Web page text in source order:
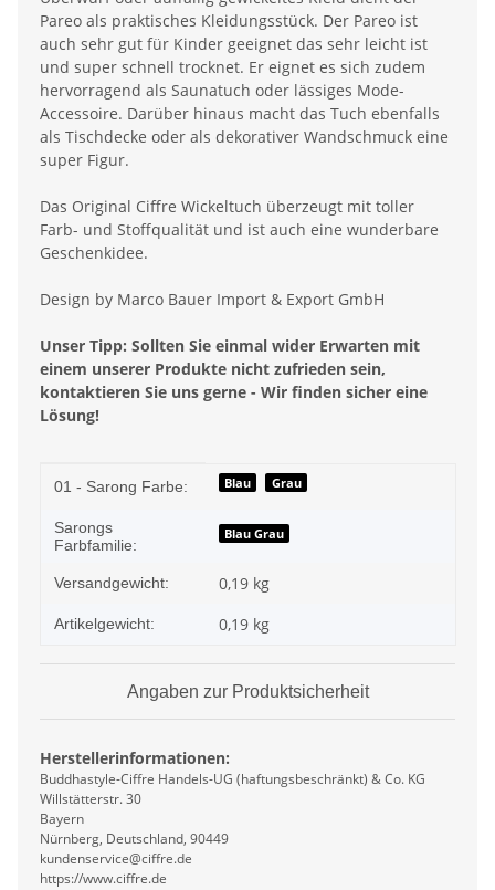
Pareo als praktisches Kleidungsstück. Der Pareo ist
auch sehr gut für Kinder geeignet das sehr leicht ist
und super schnell trocknet. Er eignet es sich zudem
hervorragend als Saunatuch oder lässiges Mode-
Accessoire. Darüber hinaus macht das Tuch ebenfalls
als Tischdecke oder als dekorativer Wandschmuck eine
super Figur.
Das Original Ciffre Wickeltuch überzeugt mit toller
Farb- und Stoffqualität und ist auch eine wunderbare
Geschenkidee.
Design by Marco Bauer Import & Export GmbH
Unser Tipp: Sollten Sie einmal wider Erwarten mit
einem unserer Produkte nicht zufrieden sein,
kontaktieren Sie uns gerne - Wir finden sicher eine
Lösung!
Produkteigenschaft
Wert
01 - Sarong Farbe: Blau Grau
Sarongs
Farbfamilie:
Blau Grau
Versandgewicht: 0,19 kg
Artikelgewicht: 0,19 kg
Angaben zur Produktsicherheit
Herstellerinformationen:
Buddhastyle-Ciffre Handels-UG (haftungsbeschränkt) & Co. KG
Willstätterstr. 30
Bayern
Nürnberg, Deutschland, 90449
kundenservice@ciffre.de
https://www.ciffre.de